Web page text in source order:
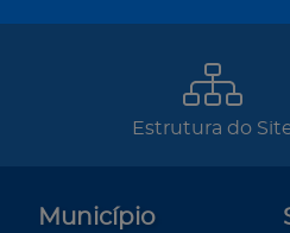
Estrutura do
Município